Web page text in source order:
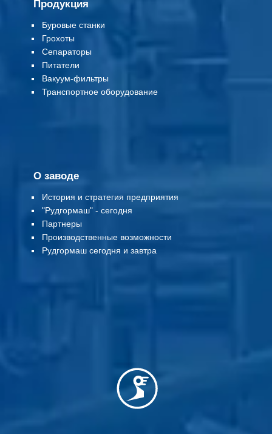
Продукция
Буровые станки
Грохоты
Сепараторы
Питатели
Вакуум-фильтры
Транспортное оборудование
О заводе
История и стратегия предприятия
"Рудгормаш" - сегодня
Партнеры
Производственные возможности
Рудгормаш сегодня и завтра